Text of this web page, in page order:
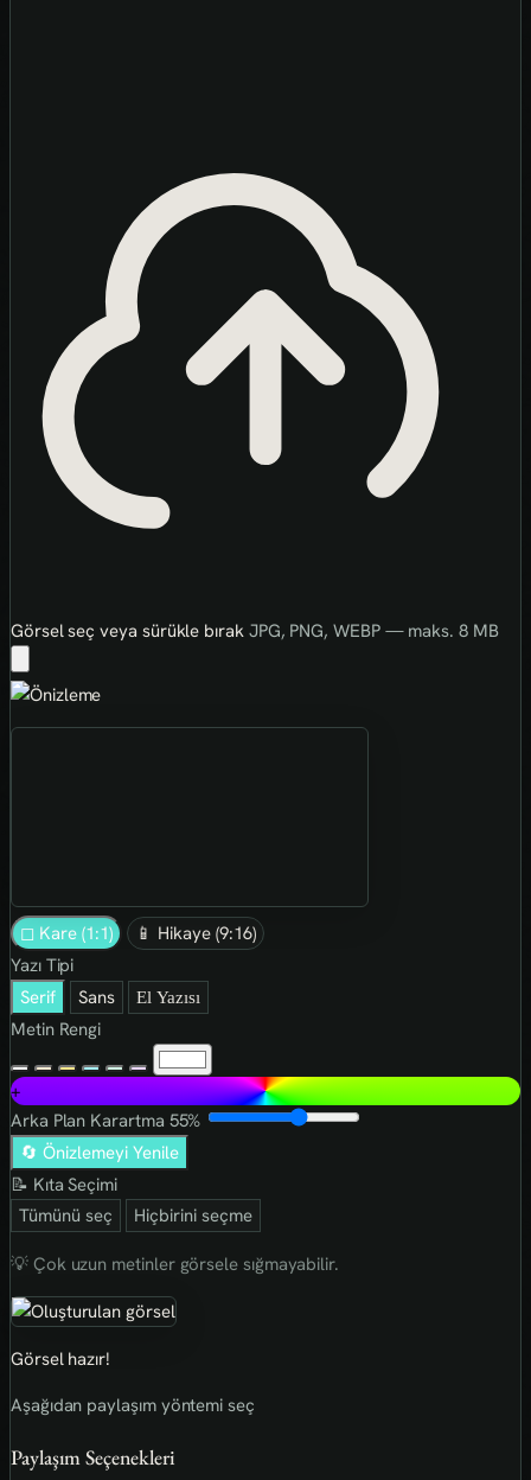
Görsel seç veya sürükle bırak JPG, PNG, WEBP — maks. 8 MB
◻ Kare (1:1)
📱 Hikaye (9:16)
Yazı Tipi
Serif
Sans El Yazısı
Metin Rengi
+
Arka Plan Karartma 55%
🔄 Önizlemeyi Yenile
📝 Kıta Seçimi
Tümünü seç
Hiçbirini seçme
💡 Çok uzun metinler görsele sığmayabilir.
Görsel hazır!
Aşağıdan paylaşım yöntemi seç
Paylaşım Seçenekleri